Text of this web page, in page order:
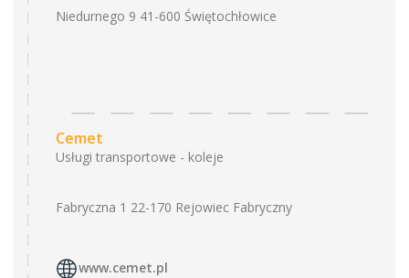
Niedurnego 9 41-600 Świętochłowice
Cemet
Usługi transportowe - koleje
Fabryczna 1 22-170 Rejowiec Fabryczny
www.cemet.pl